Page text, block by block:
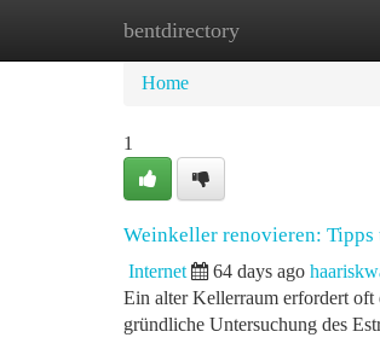
bentdirectory
Home
Home
1
Weinkeller renovieren:
Internet 64 days ago
Ein alter Kellerraum erfordert oft
gründliche Untersuchung des